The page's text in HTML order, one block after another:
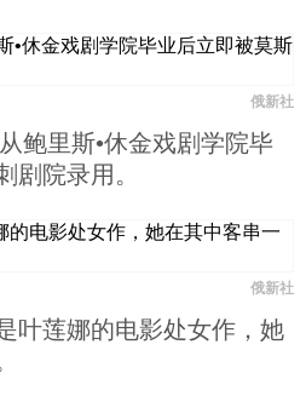
俄新社
鲍里斯•休金戏剧学院毕
剧院录用。
俄新社
叶莲娜的电影处女作，她